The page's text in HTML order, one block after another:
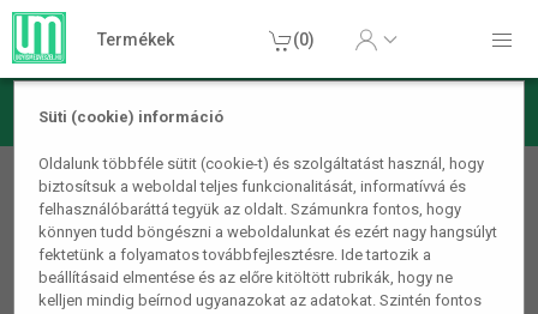
Süti (cookie) információ
Oldalunk többféle sütit (cookie-t) és szolgáltatást használ, hogy
biztosítsuk a weboldal teljes funkcionalitását, informatívvá és
felhasználóbaráttá tegyük az oldalt. Számunkra fontos, hogy
könnyen tudd böngészni a weboldalunkat és ezért nagy hangsúlyt
fektetünk a folyamatos továbbfejlesztésre. Ide tartozik a
beállításaid elmentése és az előre kitöltött rubrikák, hogy ne
kelljen mindig beírnod ugyanazokat az adatokat. Szintén fontos
Termékek (0)
Szépségápolás Fürdőszobai kiegészítők
Tubuskinyomó
fehér
Egészségügyi és szépségápolási termékeink speciális
elállási jogával kapcsolatosan bővebb információt az
benolvashatsz! Ez a termék Egészségügyi és/vagy